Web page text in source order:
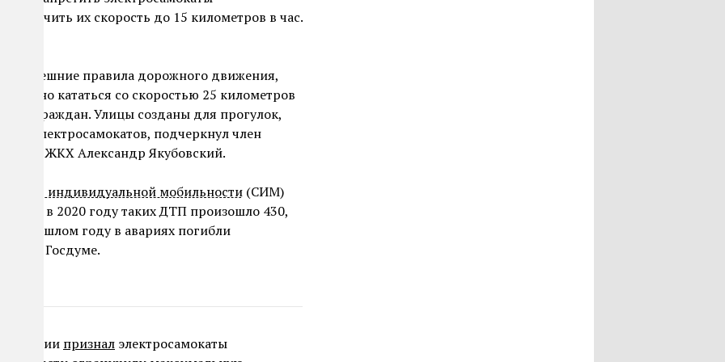
их скорость до 15 километров в час.
нынешние правила дорожного движения,
можно кататься со скоростью 25 километров
граждан. Улицы созданы для прогулок,
электросамокатов, подчеркнул член
и ЖКХ Александр Якубовский.
средств индивидуальной мобильности (СИМ)
вдвое: в 2020 году таких ДТП произошло 430,
В прошлом году в авариях погибли
в Госдуме.
России признал электросамокаты